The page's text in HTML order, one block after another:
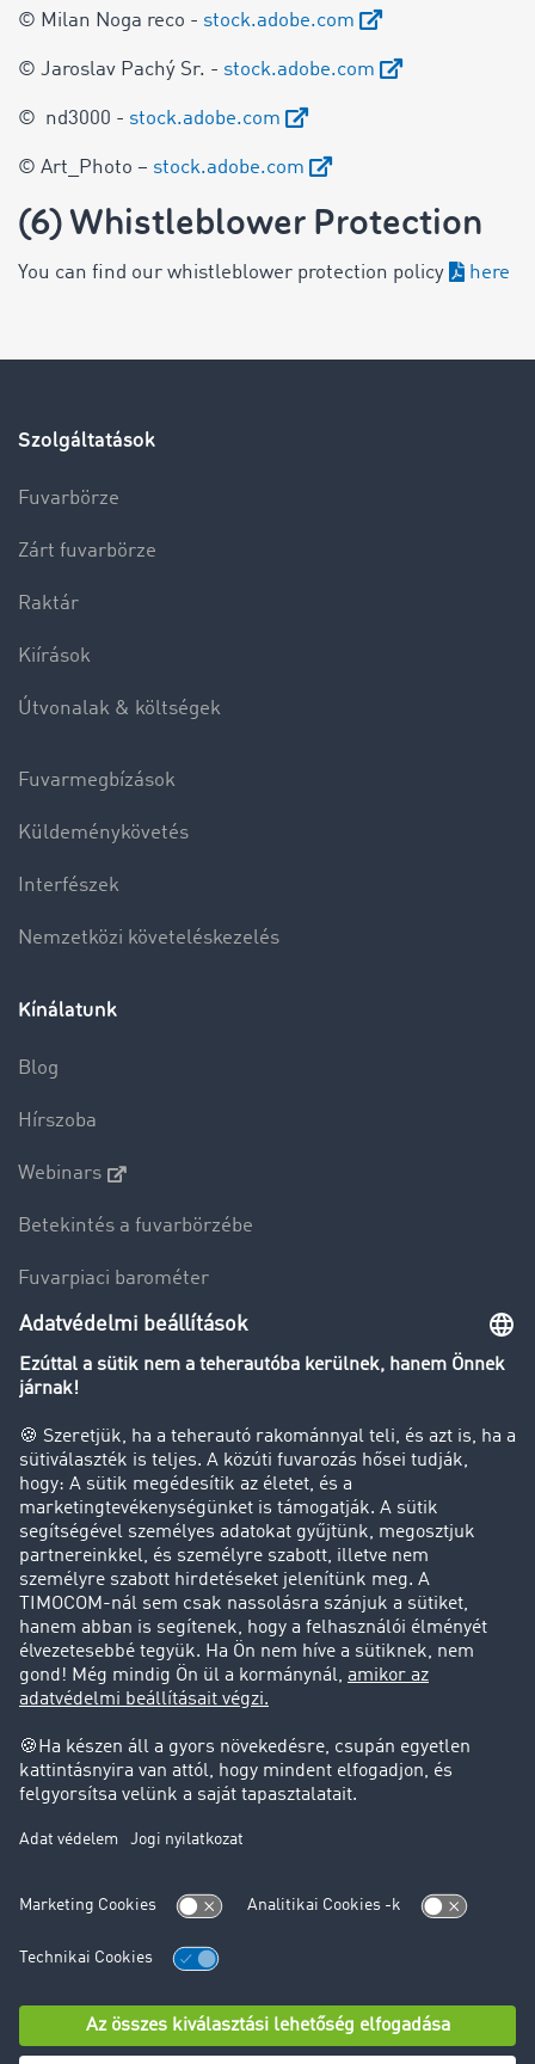
© Milan Noga reco - stock.adobe.com
© Jaroslav Pachý Sr. - stock.adobe.com
© nd3000 - stock.adobe.com
© Art_Photo – stock.adobe.com
(6) Whistleblower Protection
You can find our whistleblower protection policy here
Szolgáltatások
Fuvarbörze
Zárt fuvarbörze
Raktár
Kiírások
Útvonalak & költségek
Fuvarmegbízások
Küldeménykövetés
Interfészek
Nemzetközi követeléskezelés
Kínálatunk
Blog
Hírszoba
Webinars
Betekintés a fuvarbörzébe
Fuvarpiaci barométer
Transzportlexikon
Tehergépkocsi-forgalomkorlátozás
Cég
Sikertörténetek
Ügyfél hoz ügyfelet
Jogi információk
Impresszum
Adatvédelem
süti-beállítások
Támogatás